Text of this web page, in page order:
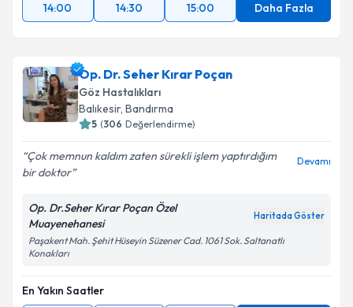
14:00
14:30 15:00 Daha Fazla
Op. Dr. Seher Kırar Poçan
Göz Hastalıkları
Balıkesir, Bandırma
5 (306 Değerlendirme)
Çok memnun kaldım zaten sürekli işlem yaptırdığım
bir doktor
Devamı
Op. Dr.Seher Kırar Poçan Özel
Muayenehanesi
Haritada Göster
Paşakent Mah. Şehit Hüseyin Süzener Cad. 1061 Sok. Saltanatlı
Konakları
En Yakın Saatler